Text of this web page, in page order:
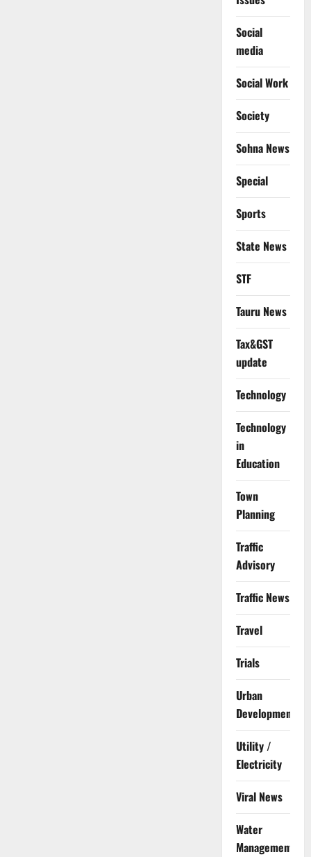
Social
media
Social Work
Society
Sohna News
Special
Sports
State News
STF
Tauru News
Tax&GST
update
Technology
Technology
in
Education
Town
Planning
Traffic
Advisory
Traffic News
Travel
Trials
Urban
Development
Utility /
Electricity
Viral News
Water
Management